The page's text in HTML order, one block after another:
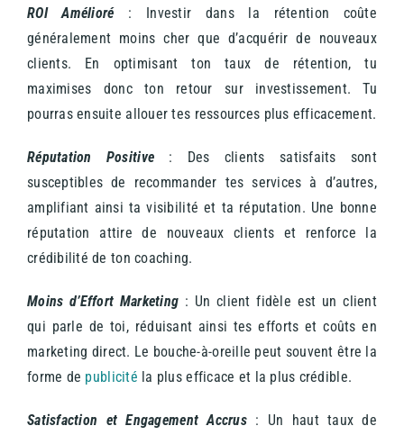
ROI Amélioré : Investir dans la rétention coûte
généralement moins cher que d’acquérir de nouveaux
clients. En optimisant ton taux de rétention, tu
maximises donc ton retour sur investissement. Tu
pourras ensuite allouer tes ressources plus efficacement.
Réputation Positive : Des clients satisfaits sont
susceptibles de recommander tes services à d’autres,
amplifiant ainsi ta visibilité et ta réputation. Une bonne
réputation attire de nouveaux clients et renforce la
crédibilité de ton coaching.
Moins d’Effort Marketing : Un client fidèle est un client
qui parle de toi, réduisant ainsi tes efforts et coûts en
marketing direct. Le bouche-à-oreille peut souvent être la
forme de publicité la plus efficace et la plus crédible.
Satisfaction et Engagement Accrus: Un haut taux de